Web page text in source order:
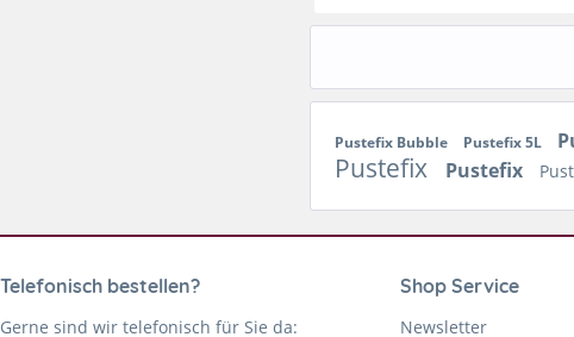
Pustefix Bubble Pustefix 5L
Pustefix Pustefix
Telefonisch bestellen?
Gerne sind wir telefonisch für Sie da:
Shop Service
Newsletter